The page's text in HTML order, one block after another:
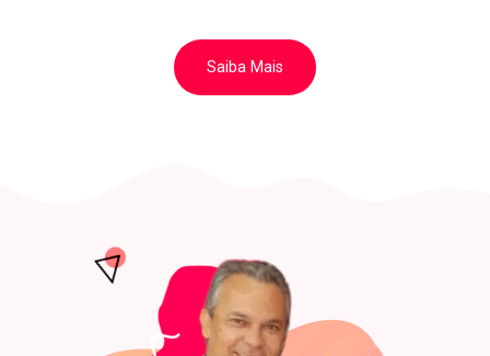
Saiba Mais